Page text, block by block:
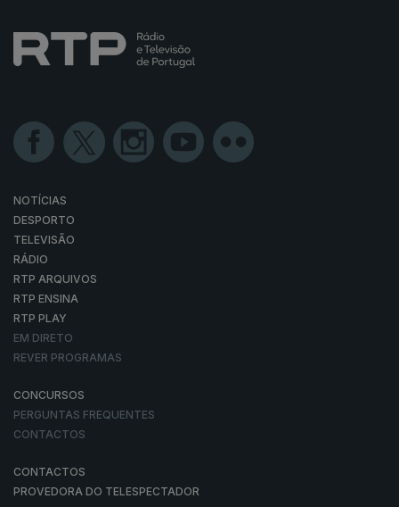
NOTÍCIAS
DESPORTO
TELEVISÃO
RÁDIO
RTP ARQUIVOS
RTP ENSINA
RTP PLAY
EM DIRETO
REVER PROGRAMAS
CONCURSOS
PERGUNTAS FREQUENTES
CONTACTOS
CONTACTOS
PROVEDORA DO TELESPECTADOR